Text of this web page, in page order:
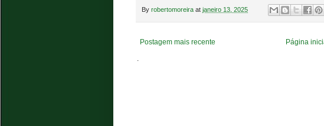
By robertomoreira at janeiro 13, 2025
Postagem mais recente
Página
.